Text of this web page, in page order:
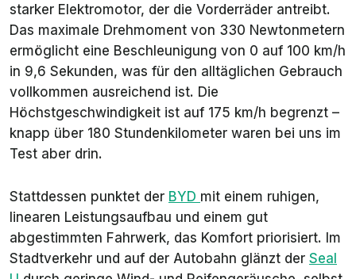
starker Elektromotor, der die Vorderräder antreibt.
Das maximale Drehmoment von 330 Newtonmetern
ermöglicht eine Beschleunigung von 0 auf 100 km/h
in 9,6 Sekunden, was für den alltäglichen Gebrauch
vollkommen ausreichend ist. Die
Höchstgeschwindigkeit ist auf 175 km/h begrenzt –
knapp über 180 Stundenkilometer waren bei uns im
Test aber drin.
Stattdessen punktet der BYD mit einem ruhigen,
linearen Leistungsaufbau und einem gut
abgestimmten Fahrwerk, das Komfort priorisiert. Im
Stadtverkehr und auf der Autobahn glänzt der Seal